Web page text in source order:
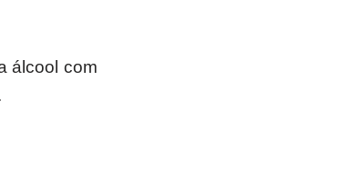
álcool com